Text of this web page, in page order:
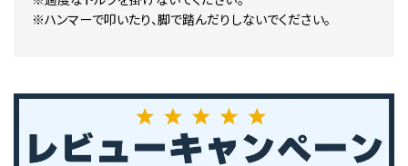
※ハンマーで叩いたり、脚で踏んだりしないでください。